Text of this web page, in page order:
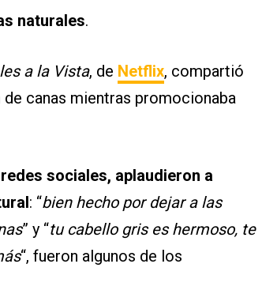
naturales.
a la Vista, de Netflix, compartió
canas mientras promocionaba
sociales, aplaudieron a
: “bien hecho por dejar a las
” y “tu cabello gris es hermoso, te
“, fueron algunos de los